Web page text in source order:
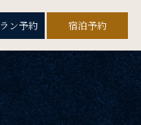
ン予約 宿泊予約
約 宿泊予約